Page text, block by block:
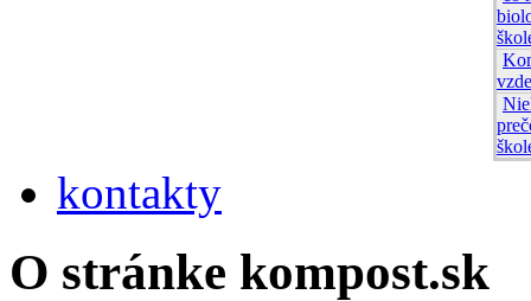
kontakty
O stránke kompost.sk